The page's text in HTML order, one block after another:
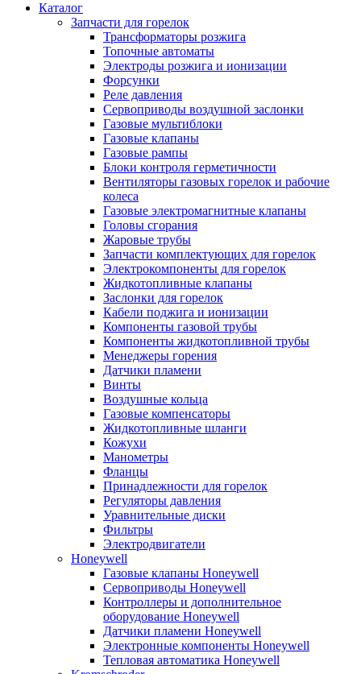
Каталог
Запчасти для горелок
Трансформаторы розжига
Топочные автоматы
Электроды розжига и ионизации
Форсунки
Реле давления
Сервоприводы воздушной заслонки
Газовые мультиблоки
Газовые клапаны
Газовые рампы
Блоки контроля герметичности
Вентиляторы газовых горелок и рабочие
колеса
Газовые электромагнитные клапаны
Головы сгорания
Жаровые трубы
Запчасти комплектующих для горелок
Электрокомпоненты для горелок
Жидкотопливные клапаны
Заслонки для горелок
Кабели поджига и ионизации
Компоненты газовой трубы
Компоненты жидкотопливной трубы
Менеджеры горения
Датчики пламени
Винты
Воздушные кольца
Газовые компенсаторы
Жидкотопливные шланги
Кожухи
Манометры
Фланцы
Принадлежности для горелок
Регуляторы давления
Уравнительные диски
Фильтры
Электродвигатели
Honeywell
Газовые клапаны Honeywell
Сервоприводы Honeywell
Контроллеры и дополнительное
оборудование Honeywell
Датчики пламени Honeywell
Электронные компоненты Honeywell
Тепловая автоматика Honeywell